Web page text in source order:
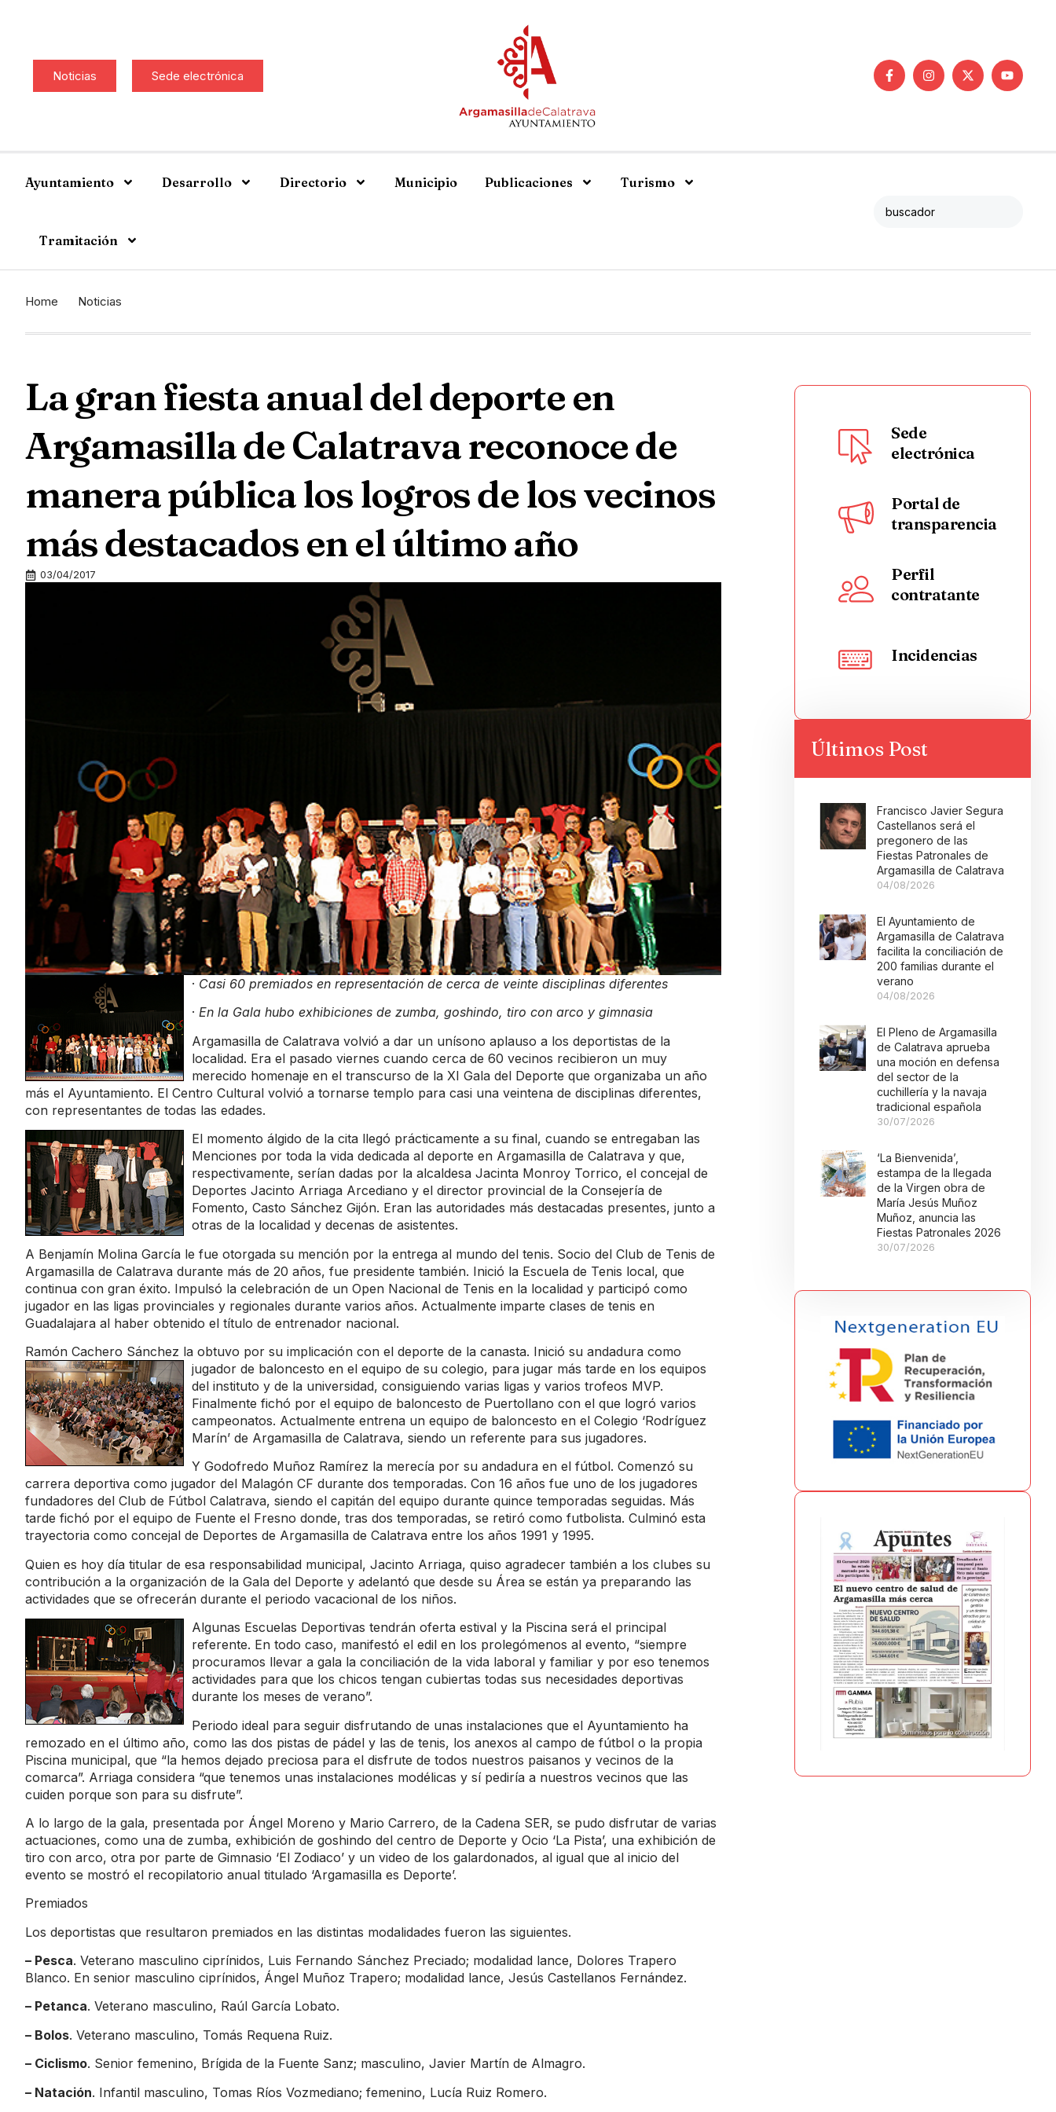
Noticias Sede electrónica
Ayuntamiento Desarrollo Directorio Municipio Publicaciones Turismo
Tramitación
Home Noticias
La gran fiesta anual del deporte en
Argamasilla de Calatrava reconoce de
manera pública los logros de los vecinos
más destacados en el último año
03/04/2017
· Casi 60 premiados en representación de cerca de veinte disciplinas diferentes
· En la Gala hubo exhibiciones de zumba, goshindo, tiro con arco y gimnasia
Argamasilla de Calatrava volvió a dar un unísono aplauso a los deportistas de la
localidad. Era el pasado viernes cuando cerca de 60 vecinos recibieron un muy
merecido homenaje en el transcurso de la XI Gala del Deporte que organizaba un año
más el Ayuntamiento. El Centro Cultural volvió a tornarse templo para casi una veintena de disciplinas diferentes,
con representantes de todas las edades.
El momento álgido de la cita llegó prácticamente a su final, cuando se entregaban las
Menciones por toda la vida dedicada al deporte en Argamasilla de Calatrava y que,
respectivamente, serían dadas por la alcaldesa Jacinta Monroy Torrico, el concejal de
Deportes Jacinto Arriaga Arcediano y el director provincial de la Consejería de
Fomento, Casto Sánchez Gijón. Eran las autoridades más destacadas presentes, junto a
otras de la localidad y decenas de asistentes.
A Benjamín Molina García le fue otorgada su mención por la entrega al mundo del tenis. Socio del Club de Tenis de
Argamasilla de Calatrava durante más de 20 años, fue presidente también. Inició la Escuela de Tenis local, que
continua con gran éxito. Impulsó la celebración de un Open Nacional de Tenis en la localidad y participó como
jugador en las ligas provinciales y regionales durante varios años. Actualmente imparte clases de tenis en
Guadalajara al haber obtenido el título de entrenador nacional.
Ramón Cachero Sánchez la obtuvo por su implicación con el deporte de la canasta. Inició su andadura como
jugador de baloncesto en el equipo de su colegio, para jugar más tarde en los equipos
del instituto y de la universidad, consiguiendo varias ligas y varios trofeos MVP.
Finalmente fichó por el equipo de baloncesto de Puertollano con el que logró varios
campeonatos. Actualmente entrena un equipo de baloncesto en el Colegio ‘Rodríguez
Marín’ de Argamasilla de Calatrava, siendo un referente para sus jugadores.
Y Godofredo Muñoz Ramírez la merecía por su andadura en el fútbol. Comenzó su
carrera deportiva como jugador del Malagón CF durante dos temporadas. Con 16 años fue uno de los jugadores
fundadores del Club de Fútbol Calatrava, siendo el capitán del equipo durante quince temporadas seguidas. Más
tarde fichó por el equipo de Fuente el Fresno donde, tras dos temporadas, se retiró como futbolista. Culminó esta
trayectoria como concejal de Deportes de Argamasilla de Calatrava entre los años 1991 y 1995.
Quien es hoy día titular de esa responsabilidad municipal, Jacinto Arriaga, quiso agradecer también a los clubes su
contribución a la organización de la Gala del Deporte y adelantó que desde su Área se están ya preparando las
actividades que se ofrecerán durante el periodo vacacional de los niños.
Algunas Escuelas Deportivas tendrán oferta estival y la Piscina será el principal
referente. En todo caso, manifestó el edil en los prolegómenos al evento, “siempre
procuramos llevar a gala la conciliación de la vida laboral y familiar y por eso tenemos
actividades para que los chicos tengan cubiertas todas sus necesidades deportivas
durante los meses de verano”.
Periodo ideal para seguir disfrutando de unas instalaciones que el Ayuntamiento ha
remozado en el último año, como las dos pistas de pádel y las de tenis, los anexos al campo de fútbol o la propia
Piscina municipal, que “la hemos dejado preciosa para el disfrute de todos nuestros paisanos y vecinos de la
comarca”. Arriaga considera “que tenemos unas instalaciones modélicas y sí pediría a nuestros vecinos que las
cuiden porque son para su disfrute”.
A lo largo de la gala, presentada por Ángel Moreno y Mario Carrero, de la Cadena SER, se pudo disfrutar de varias
actuaciones, como una de zumba, exhibición de goshindo del centro de Deporte y Ocio ‘La Pista’, una exhibición de
tiro con arco, otra por parte de Gimnasio ‘El Zodiaco’ y un video de los galardonados, al igual que al inicio del
evento se mostró el recopilatorio anual titulado ‘Argamasilla es Deporte’.
Premiados
Los deportistas que resultaron premiados en las distintas modalidades fueron las siguientes.
– Pesca. Veterano masculino ciprínidos, Luis Fernando Sánchez Preciado; modalidad lance, Dolores Trapero
Blanco. En senior masculino ciprínidos, Ángel Muñoz Trapero; modalidad lance, Jesús Castellanos Fernández.
– Petanca. Veterano masculino, Raúl García Lobato.
– Bolos. Veterano masculino, Tomás Requena Ruiz.
– Ciclismo. Senior femenino, Brígida de la Fuente Sanz; masculino, Javier Martín de Almagro.
– Natación. Infantil masculino, Tomas Ríos Vozmediano; femenino, Lucía Ruiz Romero.
Sede
electrónica
Portal de
transparencia
Perfil
contratante
Incidencias
Últimos Post
Francisco Javier Segura
Castellanos será el
pregonero de las
Fiestas Patronales de
Argamasilla de Calatrava
04/08/2026
El Ayuntamiento de
Argamasilla de Calatrava
facilita la conciliación de
200 familias durante el
verano
04/08/2026
El Pleno de Argamasilla
de Calatrava aprueba
una moción en defensa
del sector de la
cuchillería y la navaja
tradicional española
30/07/2026
‘La Bienvenida’,
estampa de la llegada
de la Virgen obra de
María Jesús Muñoz
Muñoz, anuncia las
Fiestas Patronales 2026
30/07/2026